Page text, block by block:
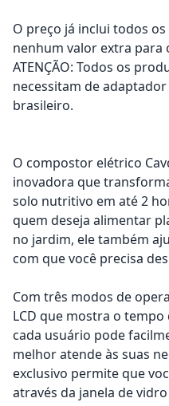
O preço já inclui todos
nenhum valor extra
ATENÇÃO: Todos os
necessitam de
brasileiro.
O compostor elétrico
inovadora que
solo nutritivo em até 2
quem deseja alimentar
no jardim, ele também
com que você precisa
Com três modos de
LCD que mostra o
cada usuário pode
melhor atende às suas
exclusivo permite que
através da janela de